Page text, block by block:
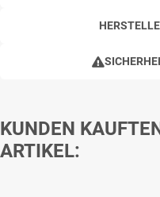
KUNDEN
ARTIKEL: